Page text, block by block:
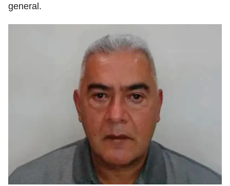
general.